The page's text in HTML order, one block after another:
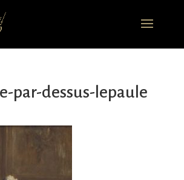
par-dessus-lepaule